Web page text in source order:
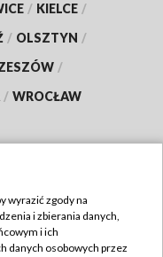
/ KIELCE /
/ OLSZTYN /
/
/ WROCŁAW
wyrazić zgody na
i zbierania danych,
i ich
danych osobowych przez